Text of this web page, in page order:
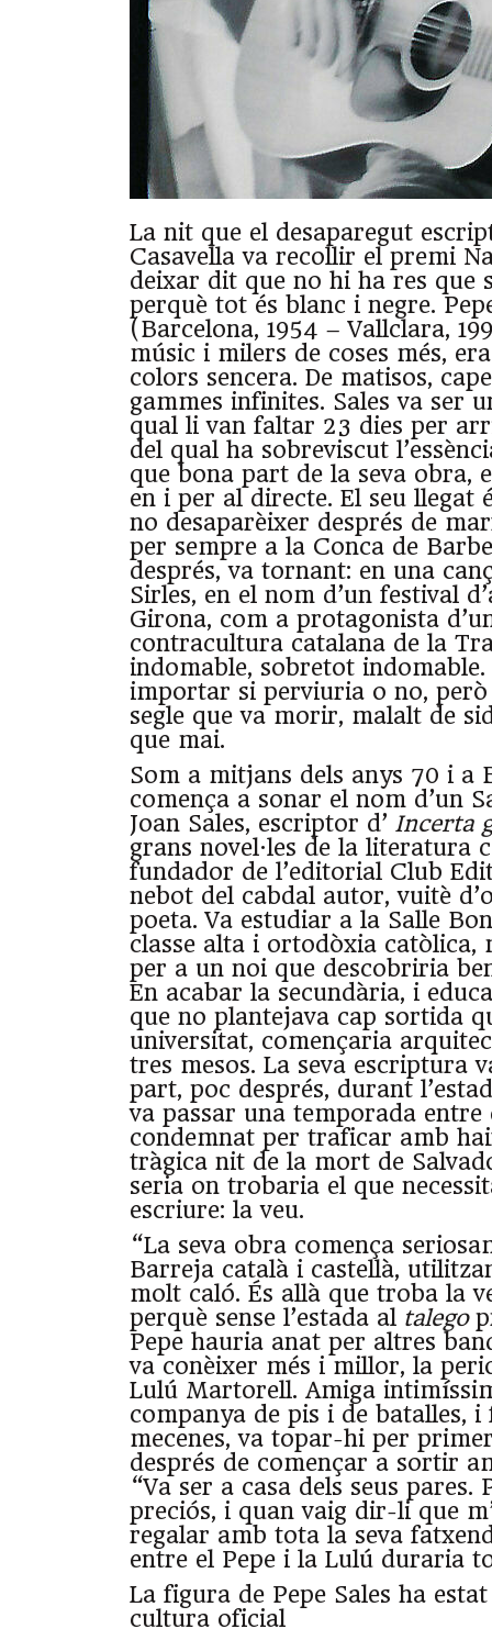
La nit que el desaparegut
Casavella va recollir el premi
deixar dit que no hi ha res que
perquè tot és blanc i negre.
(Barcelona, 1954 – Vallclara,
músic i milers de coses més,
colors sencera. De matisos,
gammes infinites. Sales va ser
qual li van faltar 23 dies per
del qual ha sobreviscut
que bona part de la seva obra,
en i per al directe. El seu llegat
no desaparèixer després de
per sempre a la Conca de
després, va tornant: en una
Sirles, en el nom d’un festival
Girona, com a protagonista
contracultura catalana de la
indomable, sobretot
importar si perviuria o no,
segle que va morir, malalt de
que mai.
Som a mitjans dels anys 70 i a
comença a sonar el nom d’un
Joan Sales, escriptor d’ Incerta
grans novel·les de la literatura
fundador de l’editorial Club
nebot del cabdal autor, vuitè
poeta. Va estudiar a la Salle
classe alta i ortodòxia catòlica,
per a un noi que descobriria
En acabar la secundària, i
que no plantejava cap sortida
universitat, començaria
tres mesos. La seva escriptura
part, poc després, durant
va passar una temporada entre
condemnat per traficar amb
tràgica nit de la mort de
seria on trobaria el que
escriure: la veu.
“La seva obra comença
Barreja català i castellà,
molt caló. És allà que troba la
perquè sense l’estada al talego
Pepe hauria anat per altres
va conèixer més i millor, la
Lulú Martorell. Amiga
companya de pis i de batalles,
mecenes, va topar-hi per
després de començar a sortir
“Va ser a casa dels seus
preciós, i quan vaig dir-li que
regalar amb tota la seva
entre el Pepe i la Lulú duraria
La figura de Pepe Sales ha
cultura oficial